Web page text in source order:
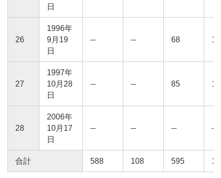
日
26
1996年
9月19
日
68 12
27
1997年
10月28
日
85 15
28
2006年
10月17
日
合計 588 108 595